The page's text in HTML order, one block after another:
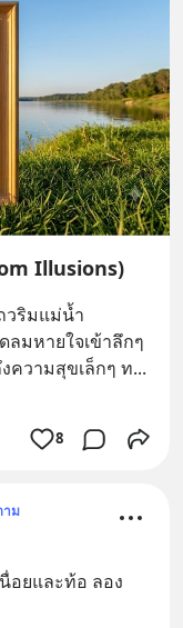
Illusions)
ริมแม่น้ำ
ลมหายใจเข้าลึกๆ
ความสุขเล็กๆ ท
8
าม
อยและท้อ ลอง